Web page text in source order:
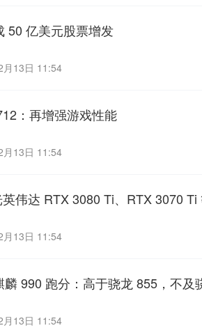
50 亿美元股票增发
月13日 11:54
：再增强游戏性能
月13日 11:54
伟达 RTX 3080 Ti、RTX 3070 Ti
月13日 11:54
990 跑分：高于骁龙 855，不及
月13日 11:54